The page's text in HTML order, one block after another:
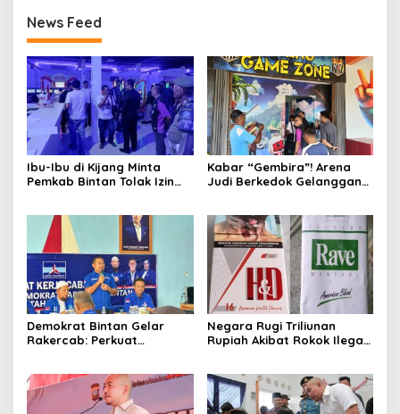
News Feed
Ibu-Ibu di Kijang Minta
Pemkab Bintan Tolak Izin
Kabar “Gembira”! Arena
Judi Berkedok Gelanggang
Demokrat Bintan Gelar
Rakercab: Perkuat
Negara Rugi Triliunan
Rupiah Akibat Rokok Ilegal